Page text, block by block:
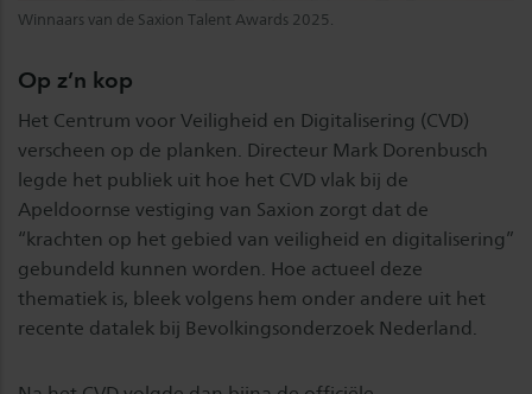
Winnaars van de Saxion Talent Awards 2025.
Op z’n kop
Het Centrum voor Veiligheid en Digitalisering (CVD)
verscheen op de planken. Directeur Mark Dorenbusch
legde het publiek uit hoe het CVD vlak bij de
Apeldoornse vestiging van Saxion zorgt dat de
“krachten op het gebied van veiligheid en digitalisering”
gebundeld kunnen worden. Hoe actueel deze
thematiek is, bleek volgens hem onder andere uit het
recente datalek bij Bevolkingsonderzoek Nederland.